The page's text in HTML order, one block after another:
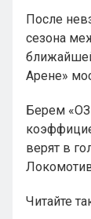
После
сезона
Арене»
Берем «ОЗ
верят в
Читайте